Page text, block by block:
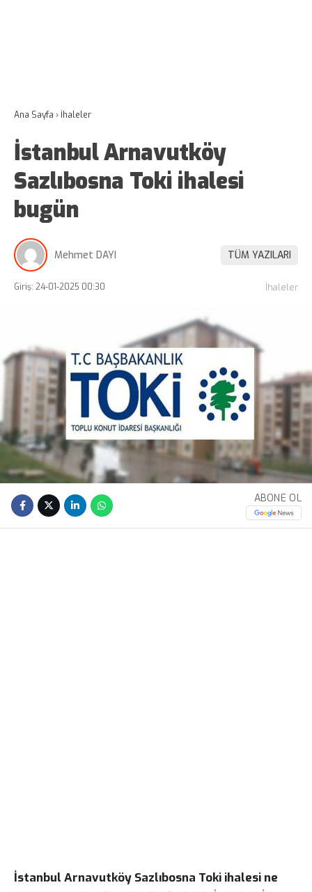
Ana Sayfa › İhaleler
İstanbul Arnavutköy
Sazlıbosna Toki ihalesi
bugün
Mehmet DAYI TÜM YAZILARI
Giriş: 24-01-2025 00:30 İhaleler
ABONE OL
İstanbul Arnavutköy Sazlıbosna Toki ihalesi ne